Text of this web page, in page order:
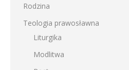
Rodzina
Teologia prawosławna
Liturgika
Modlitwa